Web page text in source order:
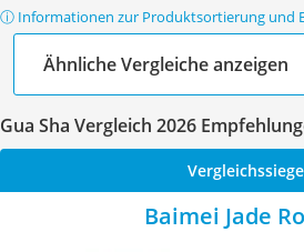
ⓘ Informationen zur Produktsortierung und
Ähnliche Vergleiche anzeigen
Gua Sha Vergleich 2026
Baimei Jade